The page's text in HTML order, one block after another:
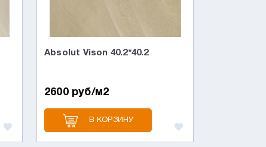
Absolut Vison 40.2*40.2
2600 руб/м2
В КОРЗИНУ